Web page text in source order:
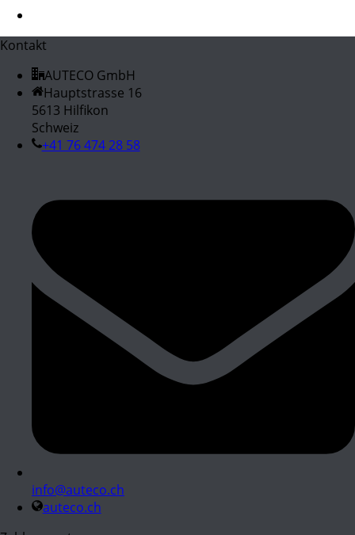
Kontakt
AUTECO GmbH
Hauptstrasse 16
5613 Hilfikon
Schweiz
+41 76 474 28 58
info@auteco.ch
auteco.ch